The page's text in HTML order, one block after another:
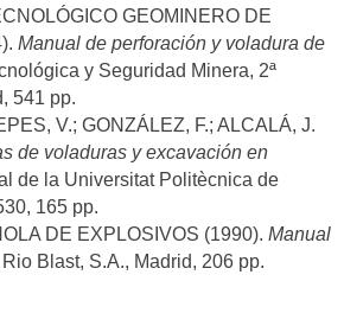
GEOMINERO DE
Manual de perforación y voladura de
y Seguridad Minera, 2ª
541 pp.
V.; GONZÁLEZ, F.; ALCALÁ, J.
de voladuras y excavación en
de la Universitat Politècnica de
165 pp.
DE EXPLOSIVOS (1990). Manual
Rio Blast, S.A., Madrid, 206 pp.